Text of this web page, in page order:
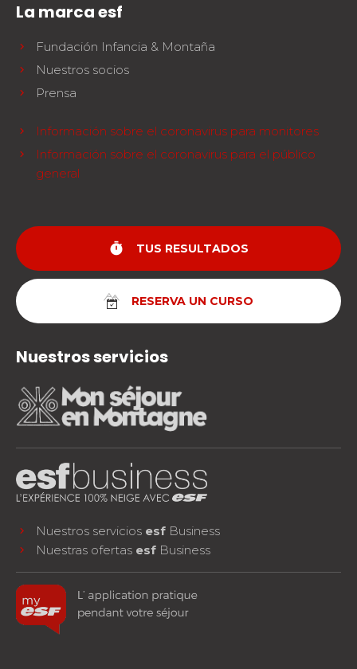
La marca esf
Fundación Infancia & Montaña
Nuestros socios
Prensa
Información sobre el coronavirus para monitores
Información sobre el coronavirus para el público
general
timer TUS RESULTADOS
RESERVA UN CURSO
Nuestros servicios
Nuestros servicios esf Business
Nuestras ofertas esf Business